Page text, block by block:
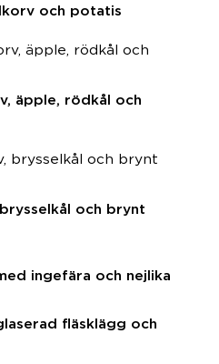
och potatis
äpple, rödkål och
och brynt
ingefära och nejlika
fläsklägg och